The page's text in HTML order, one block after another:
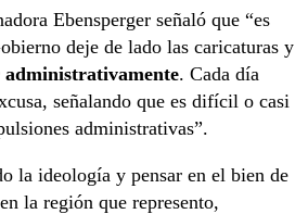
Ebensperger señaló que “es
deje de lado las caricaturas y
administrativamente. Cada día
señalando que es difícil o casi
administrativas”.
la ideología y pensar en el bien de
la región que represento,